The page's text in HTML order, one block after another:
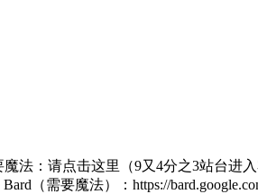
法：请点击这里（9又4分之3站台进入
（需要魔法）：https://